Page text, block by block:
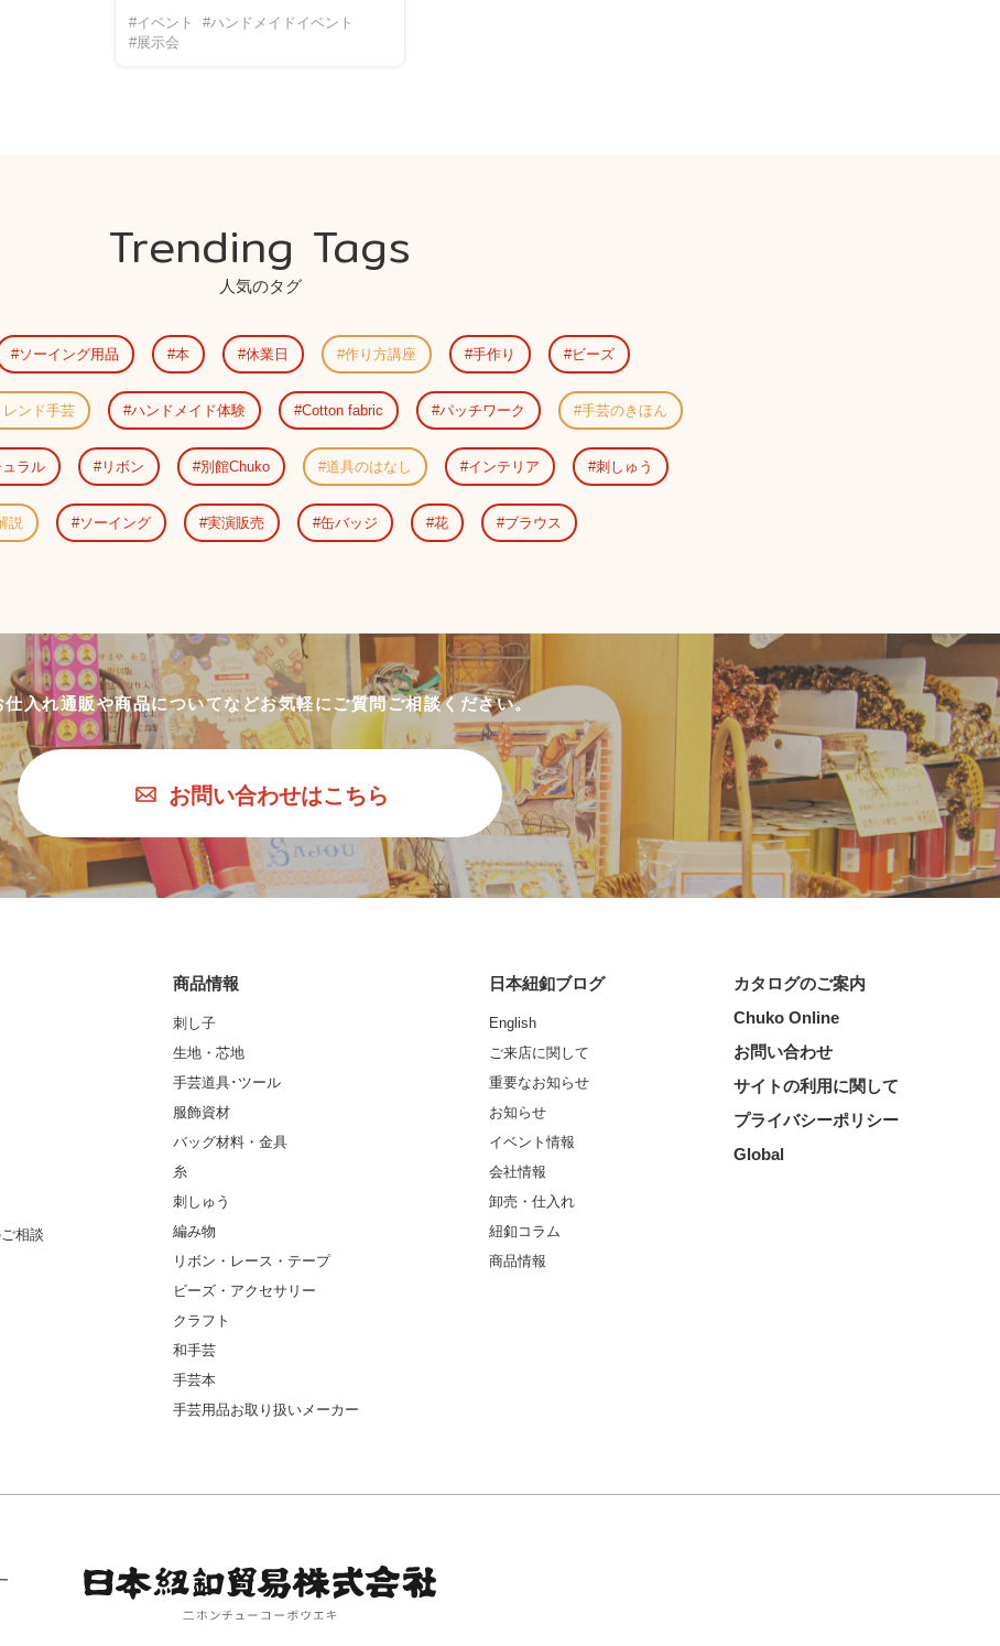
#イベント
#ハンドメイドイベント
#展示会
Trending Tags
人気のタグ
ソーイング用品 本 休業日 作り方講座 手作り ビーズ
レンド手芸 ハンドメイド体験 Cotton fabric パッチワーク 手芸のきほん
ラル リボン 別館Chuko 道具のはなし インテリア 刺しゅう
説 ソーイング 実演販売 缶バッジ 花 ブラウス
仕入れ通販や商品についてなどお気軽にご質問ご相談ください。
お問い合わせはこちら
相談
商品情報
刺し子
生地・芯地
手芸道具･ツール
服飾資材
バッグ材料・金具
糸
刺しゅう
編み物
リボン・レース・テープ
ビーズ・アクセサリー
クラフト
和手芸
手芸本
手芸用品お取り扱いメーカー
日本紐釦ブログ
English
ご来店に関して
重要なお知らせ
お知らせ
イベント情報
会社情報
卸売・仕入れ
紐釦コラム
商品情報
カタログのご案内
Chuko Online
お問い合わせ
サイトの利用に関して
プライバシーポリシー
Global